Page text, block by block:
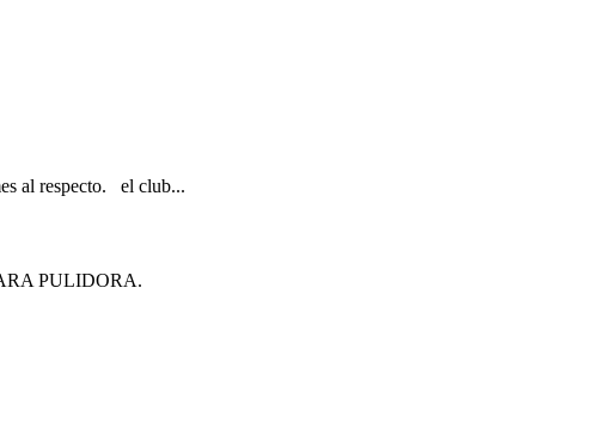
al respecto. el club...
PULIDORA.